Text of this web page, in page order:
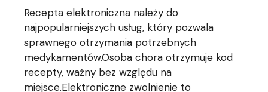
Recepta elektroniczna należy do
najpopularniejszych usług, który pozwala
sprawnego otrzymania potrzebnych
medykamentów.Osoba chora otrzymuje kod
recepty, ważny bez względu na
miejsce.Elektroniczne zwolnienie to